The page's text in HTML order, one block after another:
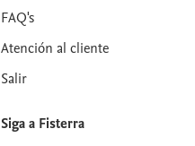
FAQ's
Atención al cliente
Salir
Siga a Fisterra